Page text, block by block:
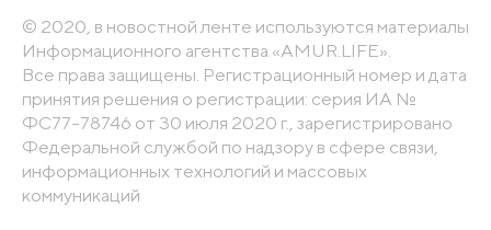
© 2020, в новостной ленте используются материалы
Информационного агентства «AMUR.LIFE».
Все права защищены. Регистрационный номер и дата
принятия решения о регистрации: серия ИА №
ФС77-78746 от 30 июля 2020 г., зарегистрировано
Федеральной службой по надзору в сфере связи,
информационных технологий и массовых
коммуникаций